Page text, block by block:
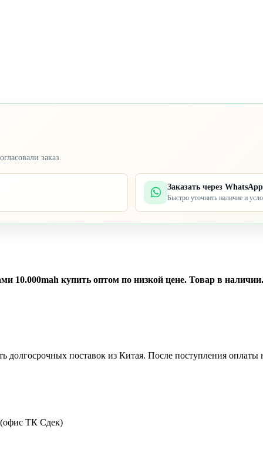
заказ.
Заказать через WhatsApp
Быстро уточнить наличие и
10.000mah купить оптом по низкой цене. Товар в
поставок из Китая. После поступления
(офис ТК Сдек)